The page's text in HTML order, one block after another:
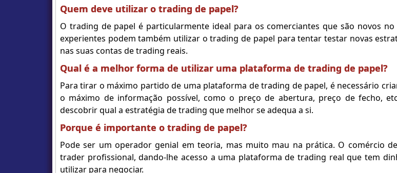
Quem deve utilizar o trading de papel?
O trading de papel é particularmente ideal para os comerciantes que são novos
experientes podem também utilizar o trading de papel para tentar testar novas
nas suas contas de trading reais.
Qual é a melhor forma de utilizar uma plataforma de trading de papel?
Para tirar o máximo partido de uma plataforma de trading de papel, é necessário
o máximo de informação possível, como o preço de abertura, preço de fecho,
descobrir qual a estratégia de trading que melhor se adequa a si.
Porque é importante o trading de papel?
Pode ser um operador genial em teoria, mas muito mau na prática. O comércio
trader profissional, dando-lhe acesso a uma plataforma de trading real que tem
utilizar para negociar.